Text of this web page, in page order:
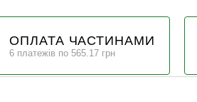
ОПЛАТА ЧАСТИНАМИ
6 платежів по 565.17 грн